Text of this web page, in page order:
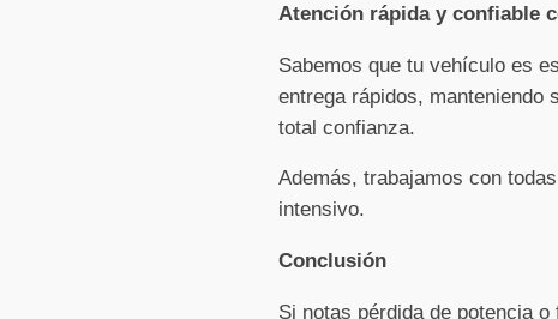
Atención rápida y confiable
Sabemos que tu vehículo es
entrega rápidos, manteniendo
total confianza.
Además, trabajamos con
intensivo.
Conclusión
Si notas pérdida de potencia